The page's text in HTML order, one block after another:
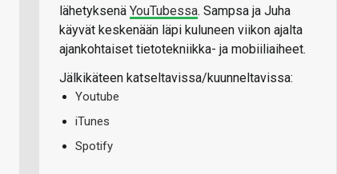
lähetyksenä YouTubessa. Sampsa ja Juha
käyvät keskenään läpi kuluneen viikon ajalta
ajankohtaiset tietotekniikka- ja mobiiliaiheet.
Jälkikäteen katseltavissa/kuunneltavissa:
Youtube
iTunes
Spotify